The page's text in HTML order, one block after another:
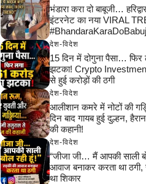
भंडारा करा दो बाबूजी…
इंटरनेट का नया VIRAL
देश-विदेश
15 दिन में दोगुना पैसा…
झटका! Crypto Investment
से हुई करोड़ों की ठगी
देश-विदेश
आलीशान कमरे में नोटों की
दिन बाद गायब हुई दुल्हन,
की कहानी!
देश-विदेश
“जीजा जी… मैं आपकी साली
आवाज बनाकर करता था ठगी,
था शिकार